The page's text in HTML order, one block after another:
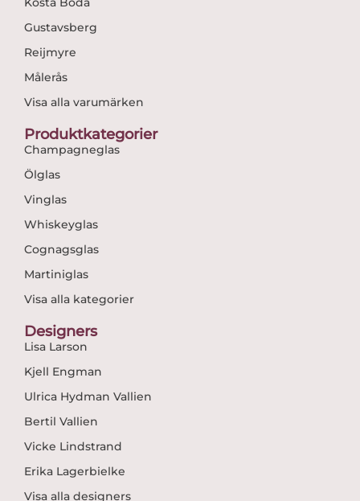
Gustavsberg
Reijmyre
Målerås
Visa alla varumärken
Produktkategorier
Champagneglas
Ölglas
Vinglas
Whiskeyglas
Cognagsglas
Martiniglas
Visa alla kategorier
Designers
Lisa Larson
Kjell Engman
Ulrica Hydman Vallien
Bertil Vallien
Vicke Lindstrand
Erika Lagerbielke
Visa alla designers